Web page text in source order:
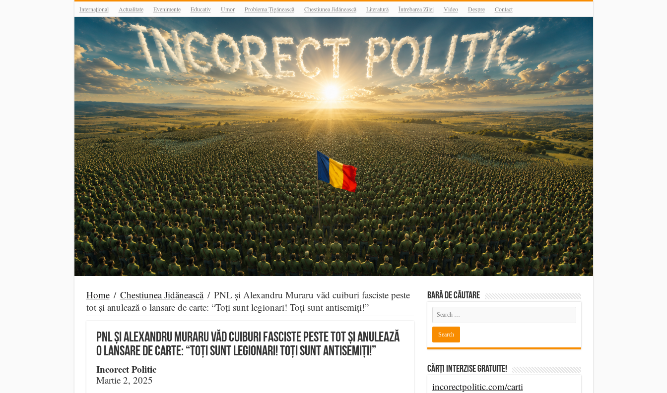
Internațional Actualitate Evenimente Educativ Umor Problema Țigănească Chestiunea Jidănească Literatură Întrebarea Zilei Video Despre Contact
Home / Chestiunea Jidănească / PNL și Alexandru Muraru văd cuiburi fasciste peste
tot și anulează o lansare de carte: “Toți sunt legionari! Toți sunt antisemiți!”
PNL și Alexandru Muraru văd cuiburi fasciste peste tot și anulează
o lansare de carte: “Toți sunt legionari! Toți sunt antisemiți!”
Incorect Politic
Martie 2, 2025
BARĂ DE CĂUTARE
Cărți Interzise Gratuite!
incorectpolitic.com/carti